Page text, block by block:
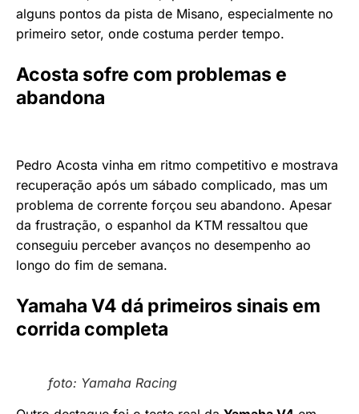
alguns pontos da pista de Misano, especialmente no
primeiro setor, onde costuma perder tempo.
Acosta sofre com problemas e
abandona
Pedro Acosta vinha em ritmo competitivo e mostrava
recuperação após um sábado complicado, mas um
problema de corrente forçou seu abandono. Apesar
da frustração, o espanhol da KTM ressaltou que
conseguiu perceber avanços no desempenho ao
longo do fim de semana.
Yamaha V4 dá primeiros sinais em
corrida completa
foto: Yamaha Racing